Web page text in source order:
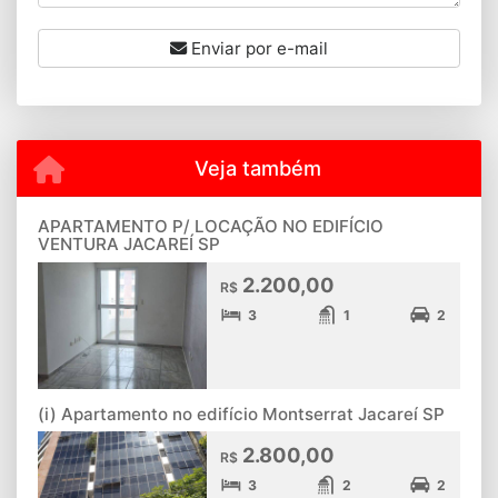
Enviar por e-mail
Veja também
APARTAMENTO P/ LOCAÇÃO NO EDIFÍCIO
VENTURA JACAREÍ SP
R$ 2.200,00
3 1 2
(i) Apartamento no edifício Montserrat Jacareí SP
R$ 2.800,00
3 2 2